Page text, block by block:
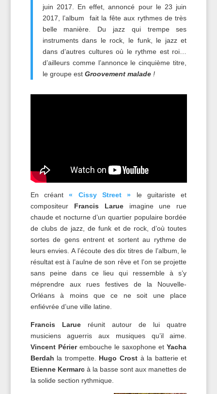
juin 2017. En effet, annoncé pour le 23 juin
2017, l’album fait la fête aux rythmes de très
belle manière. Du jazz qui trempe ses
instruments dans le rock, le funk, le jazz et
dans d’autres cultures où le rythme est roi…
d’ailleurs comme l’annonce le cinquième titre,
le groupe est Groovement malade !
En créant« Cissy Street » le guitariste et
compositeur Francis Larueimagine une rue
chaude et nocturne d’un quartier populaire bordée
de clubs de jazz, de funk et de rock, d’où toutes
sortes de gens entrent et sortent au rythme de
leurs envies. A l’écoute des dix titres de l’album, le
résultat est à l’aulne de son rêve et l’on se projette
sans peine dans ce lieu qui ressemble à s’y
méprendre aux rues festives de la Nouvelle-
Orléans à moins que ce ne soit une place
enfiévrée d’une ville latine.
Francis Larue réunit autour de lui quatre
musiciens aguerris aux musiques qu’il aime.
Vincent Périerembouche le saxophone etYacha
Berdah la trompette. Hugo Crost à la batterie et
Etienne Kermarcà la basse sont aux manettes de
la solide section rythmique.